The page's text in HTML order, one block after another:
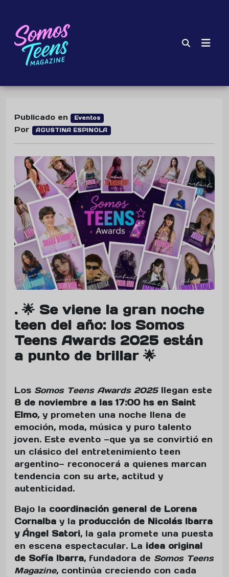
Publicado en Eventos
Por AGUSTINA ESPINOLA
. 🌟 Se viene la gran noche
teen del año: los Somos
Teens Awards 2025 están
a punto de brillar 🌟
Los Somos Teens Awards 2025llegan este
8 de noviembre a las 17:00 hs en Saint
Elmo, y prometen una noche llena de
emoción, moda, música y puro talento
joven. Este evento —que ya se convirtió en
un clásico del entretenimiento teen
argentino— reconocerá a quienes marcan
tendencia con su arte, actitud y
autenticidad.
Bajo la coordinación general de Lorena
Cornalba y la producción de Nicolás Ibarra
y Ángel Satori, la gala promete una puesta
en escena espectacular. La idea original
de Sofía Ibarra, fundadora de Somos Teens
Magazine, continúa creciendo con cada